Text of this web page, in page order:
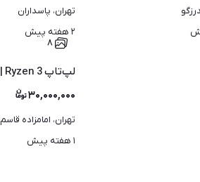
تهران، پاسداران
۲ هفته پیش
۸
لپ‌تاپ ASUS VivoBook X512DA | Ryzen 3 | رم 12 | SSD 256 + HD
۳۰,۰۰۰,۰۰۰
تهران، امامزاده قاسم
۱ هفته پیش